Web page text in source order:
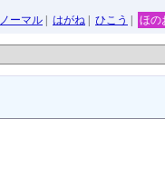
ノーマル はがね ひこう ほの